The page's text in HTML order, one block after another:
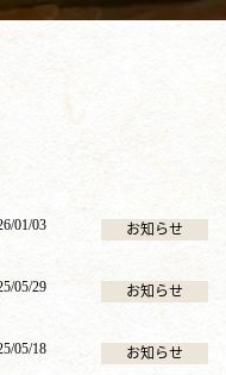
01/03 お知らせ
05/29 お知らせ
05/18 お知らせ